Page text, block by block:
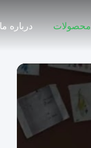
محصولات درباره ما